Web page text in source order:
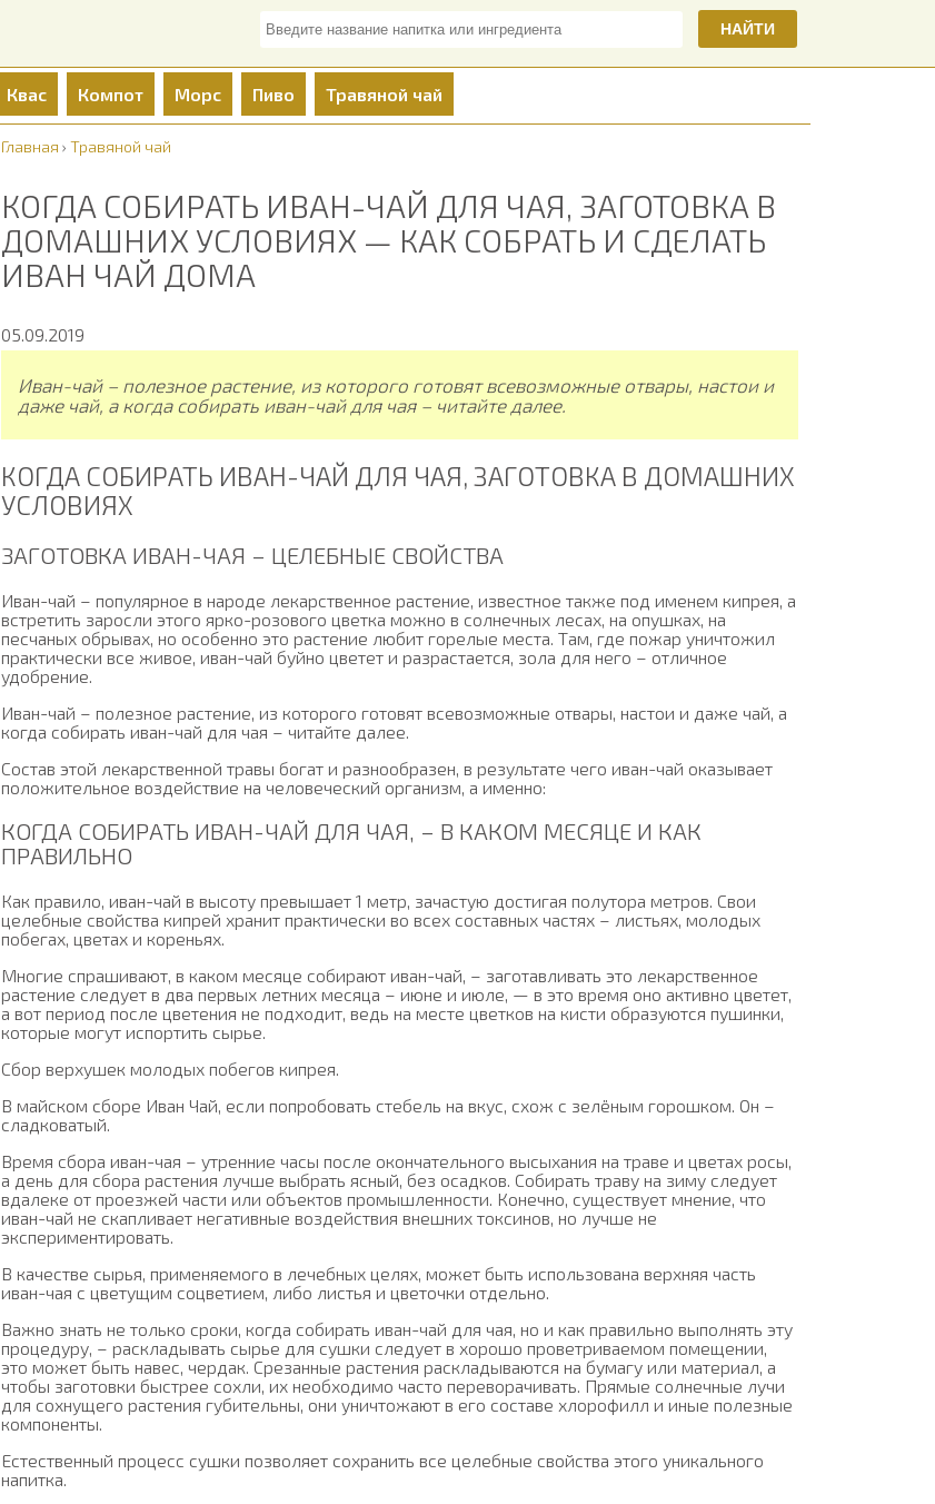
НАЙТИ
Квас Компот Морс Пиво Травяной чай
Главная › Травяной чай
КОГДА СОБИРАТЬ ИВАН-ЧАЙ ДЛЯ ЧАЯ, ЗАГОТОВКА В
ДОМАШНИХ УСЛОВИЯХ — КАК СОБРАТЬ И СДЕЛАТЬ
ИВАН ЧАЙ ДОМА
05.09.2019
Иван-чай – полезное растение, из которого готовят всевозможные отвары, настои и
даже чай, а когда собирать иван-чай для чая – читайте далее.
КОГДА СОБИРАТЬ ИВАН-ЧАЙ ДЛЯ ЧАЯ, ЗАГОТОВКА В ДОМАШНИХ
УСЛОВИЯХ
ЗАГОТОВКА ИВАН-ЧАЯ – ЦЕЛЕБНЫЕ СВОЙСТВА
Иван-чай – популярное в народе лекарственное растение, известное также под именем кипрея, а
встретить заросли этого ярко-розового цветка можно в солнечных лесах, на опушках, на
песчаных обрывах, но особенно это растение любит горелые места. Там, где пожар уничтожил
практически все живое, иван-чай буйно цветет и разрастается, зола для него – отличное
удобрение.
Иван-чай – полезное растение, из которого готовят всевозможные отвары, настои и даже чай, а
когда собирать иван-чай для чая – читайте далее.
Состав этой лекарственной травы богат и разнообразен, в результате чего иван-чай оказывает
положительное воздействие на человеческий организм, а именно:
КОГДА СОБИРАТЬ ИВАН-ЧАЙ ДЛЯ ЧАЯ, – В КАКОМ МЕСЯЦЕ И КАК
ПРАВИЛЬНО
Как правило, иван-чай в высоту превышает 1 метр, зачастую достигая полутора метров. Свои
целебные свойства кипрей хранит практически во всех составных частях – листьях, молодых
побегах, цветах и кореньях.
Многие спрашивают, в каком месяце собирают иван-чай, – заготавливать это лекарственное
растение следует в два первых летних месяца – июне и июле, — в это время оно активно цветет,
а вот период после цветения не подходит, ведь на месте цветков на кисти образуются пушинки,
которые могут испортить сырье.
Сбор верхушек молодых побегов кипрея.
В майском сборе Иван Чай, если попробовать стебель на вкус, схож с зелёным горошком. Он –
сладковатый.
Время сбора иван-чая – утренние часы после окончательного высыхания на траве и цветах росы,
а день для сбора растения лучше выбрать ясный, без осадков. Собирать траву на зиму следует
вдалеке от проезжей части или объектов промышленности. Конечно, существует мнение, что
иван-чай не скапливает негативные воздействия внешних токсинов, но лучше не
экспериментировать.
В качестве сырья, применяемого в лечебных целях, может быть использована верхняя часть
иван-чая с цветущим соцветием, либо листья и цветочки отдельно.
Важно знать не только сроки, когда собирать иван-чай для чая, но и как правильно выполнять эту
процедуру, – раскладывать сырье для сушки следует в хорошо проветриваемом помещении,
это может быть навес, чердак. Срезанные растения раскладываются на бумагу или материал, а
чтобы заготовки быстрее сохли, их необходимо часто переворачивать. Прямые солнечные лучи
для сохнущего растения губительны, они уничтожают в его составе хлорофилл и иные полезные
компоненты.
Естественный процесс сушки позволяет сохранить все целебные свойства этого уникального
напитка.